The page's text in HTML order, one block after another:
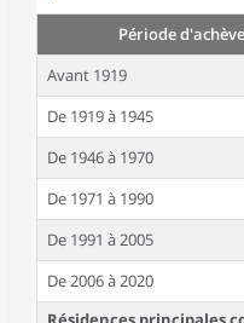
Période
Avant 1919
De 1919 à 1945
De 1946 à 1970
De 1971 à 1990
De 1991 à 2005
De 2006 à 2020